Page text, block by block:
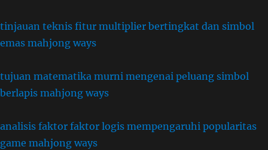
tinjauan teknis fitur multiplier bertingkat dan simbol
emas mahjong ways
tujuan matematika murni mengenai peluang simbol
berlapis mahjong ways
analisis faktor faktor logis mempengaruhi popularitas
game mahjong ways